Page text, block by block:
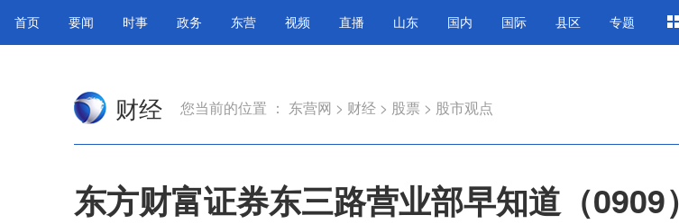
首页 要闻 时事 政务 东营 视频 直播 山东 国内 国际 县区 专题
财经 您当前的位置 ： 东营网 > 财经 > 股票 > 股市观点
东方财富证券东三路营业部早知道（0909）